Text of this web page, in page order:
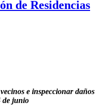
de Residencias
e inspeccionar daños
de junio